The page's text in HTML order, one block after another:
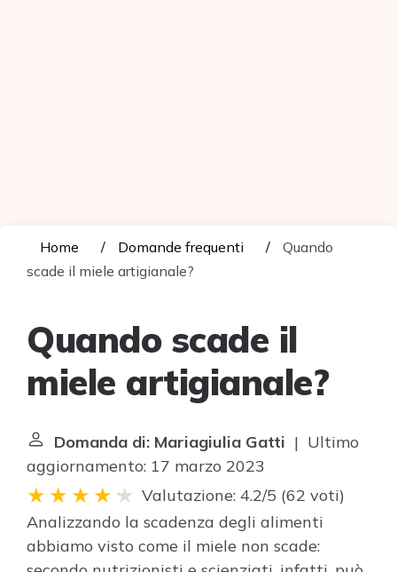
Home Domande frequenti
Quando
scade il miele artigianale?
Quando scade il
miele artigianale?
Domanda di: Mariagiulia Gatti | Ultimo
aggiornamento: 17 marzo 2023
Valutazione: 4.2/5 (62 voti)
Analizzando la scadenza degli alimenti
abbiamo visto come il miele non scade: